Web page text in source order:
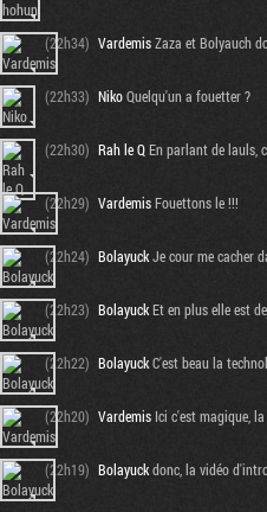
(22h34) VardemisZaza et Bolyauch
(22h33) NikoQuelqu'un a fouetter ?
(22h30) Rah le QEn parlant de lauls,
(22h29) VardemisFouettons le !!!
(22h24) BolayuckJe cour me cacher
(22h23) BolayuckEt en plus elle est
(22h22) BolayuckC'est beau la
(22h20) Vardemis Ici c'est magique,
(22h19) Bolayuckdonc, la vidéo